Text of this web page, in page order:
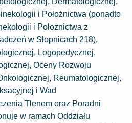
i Położnictwa (ponadto
i Położnictwa z
w Słopnicach 218),
Logopedycznej,
Oceny Rozwoju
Reumatologicznej,
i Wad
Tlenem oraz Poradni
w ramach Oddziału